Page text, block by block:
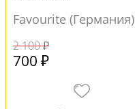
Favourite (Германия)
2 100 ₽
700 ₽